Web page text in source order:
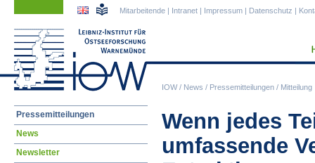
IOW/ News / Pressemitteilungen / Mitteilung
Mitarbeitende | Intranet | Impressum | Datenschutz |
Wenn jedes
umfassende
Navigation
Pressemitteilungen
News
Newsletter